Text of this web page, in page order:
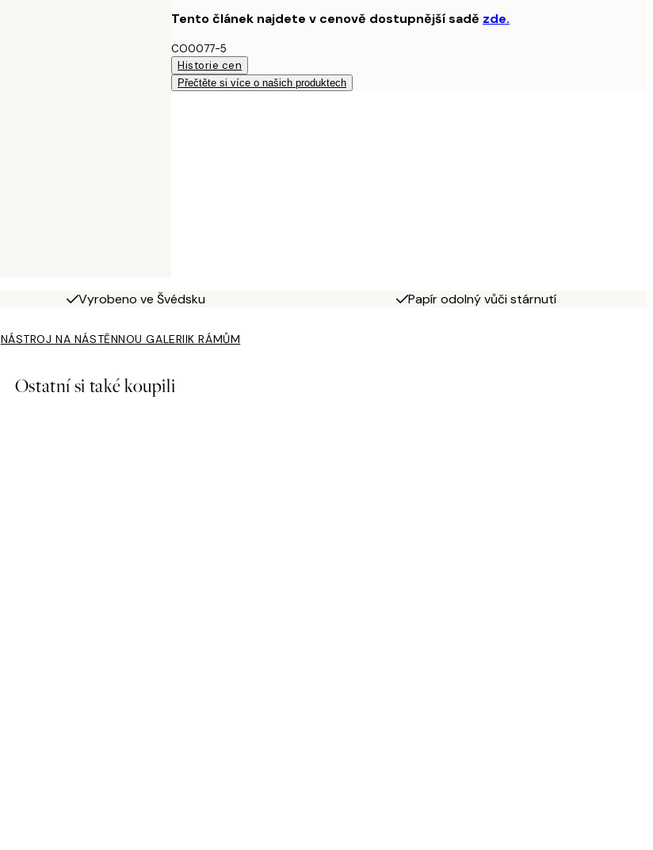
Tento článek najdete v cenově dostupnější sadě zde.
CO0077-5
Historie cen
Přečtěte si více o našich produktech
Vyrobeno ve Švédsku Papír odolný vůči stárnutí
NÁSTROJ NA NÁSTĚNNOU GALERIIK RÁMŮM
Ostatní si také koupili